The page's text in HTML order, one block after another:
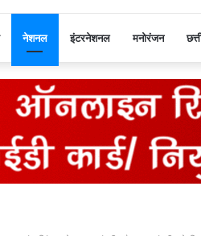
नेशनल इंटरनेशनल मनोरंजन